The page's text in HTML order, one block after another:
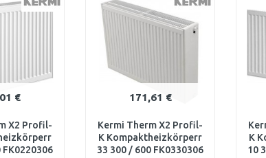
€
X2 Profil-
FK0220306
171,61 €
Kermi Therm X2 Profil-
K Kompaktheizkörperr
33 300 / 600 FK0330306
K
10